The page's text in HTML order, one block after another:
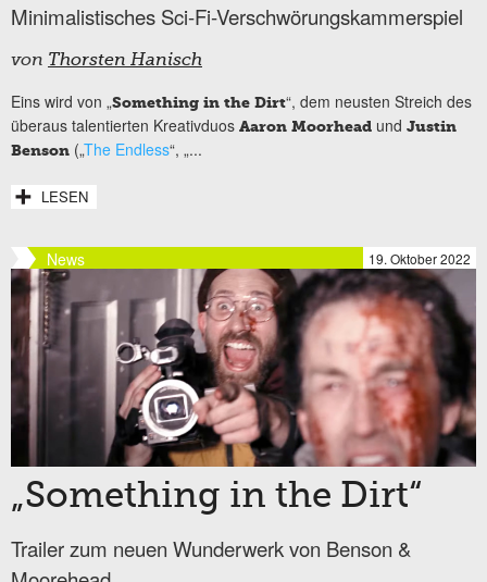
Minimalistisches Sci-Fi-Verschwörungskammerspiel
von Thorsten Hanisch
Eins wird von „Something in the Dirt“, dem neusten Streich des
überaus talentierten Kreativduos Aaron Moorhead und Justin
Benson („The Endless“, „...
LESEN
News 19. Oktober 2022
„Something in the Dirt“
Trailer zum neuen Wunderwerk von Benson &